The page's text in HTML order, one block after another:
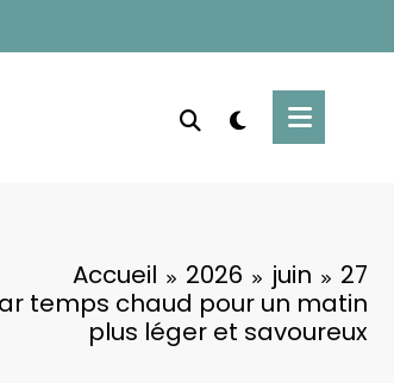
Accueil 2026 juin
27
temps chaud pour un matin
plus léger et savoureux